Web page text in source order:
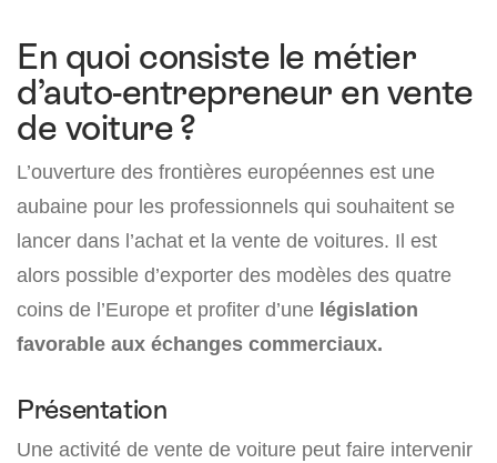
En quoi consiste le métier
d’auto-entrepreneur en vente
de voiture ?
L’ouverture des frontières européennes est une
aubaine pour les professionnels qui souhaitent se
lancer dans l’achat et la vente de voitures. Il est
alors possible d’exporter des modèles des quatre
coins de l’Europe et profiter d’une législation
favorable aux échanges commerciaux.
Présentation
Une activité de vente de voiture peut faire intervenir